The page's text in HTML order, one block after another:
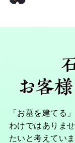
「お墓を建てる
わけではありま
たいと考えていま